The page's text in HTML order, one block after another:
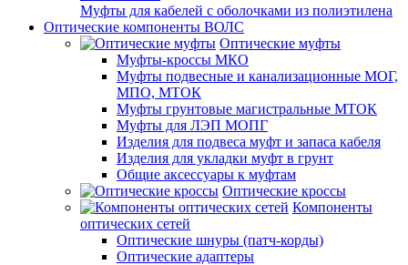
Муфты для кабелей с оболочками из полиэтилена
Оптические компоненты ВОЛС
Оптические муфты
Муфты-кроссы МКО
Муфты подвесные и канализационные МОГ,
МПО, МТОК
Муфты грунтовые магистральные МТОК
Муфты для ЛЭП МОПГ
Изделия для подвеса муфт и запаса кабеля
Изделия для укладки муфт в грунт
Общие аксессуары к муфтам
Оптические кроссы
Компоненты
оптических сетей
Оптические шнуры (патч-корды)
Оптические адаптеры